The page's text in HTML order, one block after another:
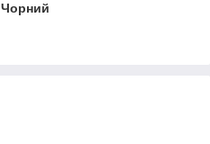
Чорний